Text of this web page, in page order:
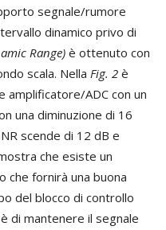
segnale/rumore
dinamico privo di
Range)è ottenuto con
scala. Nella Fig. 2 è
ADC con un
una diminuzione di 16
scende di 12 dB e
che esiste un
che fornirà una buona
del blocco di controllo
di mantenere il segnale